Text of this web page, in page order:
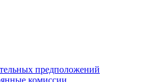
предположений
комиссии